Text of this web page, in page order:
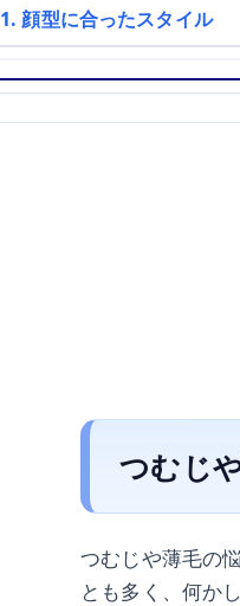
1. 顔型に合ったスタイル
つむじ
つむじや薄毛の
とも多く、何か